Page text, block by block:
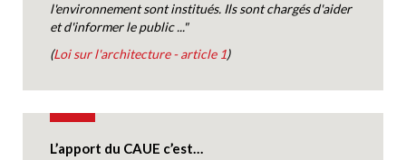
l'environnement sont institués. Ils sont chargés d'aider
et d'informer le public ..."
(Loi sur l'architecture - article 1)
L’apport du CAUE c’est…